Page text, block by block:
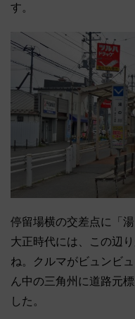
す。
停留場横の交差点に「
大正時代には、この辺
ね。クルマがビュンビ
ん中の三角州に道路元
した。